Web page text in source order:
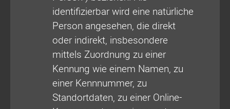
identifizierbar wird eine natürliche
Person angesehen, die direkt
oder indirekt, insbesondere
mittels Zuordnung zu einer
Kennung wie einem Namen, zu
einer Kennnummer, zu
Standortdaten, zu einer Online-